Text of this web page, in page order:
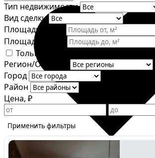
Тип недвижимости
Вид сделки
Площадь от, м²
Площадь до, м²
Только объявления от собственника
Регион/Область
Город
Район
Цена, ₽
Применить фильтры